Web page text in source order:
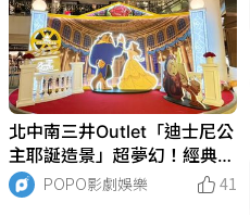
北中南三井Outlet「迪士尼公
主耶誕造景」超夢幻！經典場
景再現，還有聖誕遊行、主題
快閃店別錯過！
POPO影劇娛樂 41